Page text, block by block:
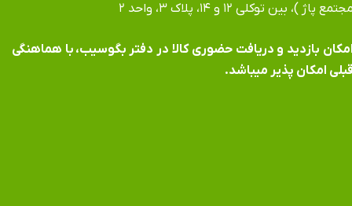
پاژ )، بین توکلی ۱۲ و ۱۴، پلاک ۳، واحد ۲
بازدید و دریافت حضوری کالا در دفتر بگوسیب، با هماهنگی
امکان پذیر میباشد.